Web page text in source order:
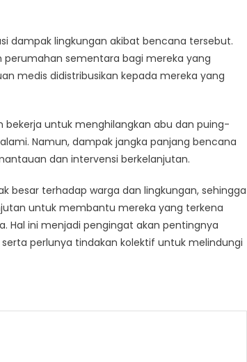
dampak lingkungan akibat bencana tersebut.
sementara bagi mereka yang
medis didistribusikan kepada mereka yang
bekerja untuk menghilangkan abu dan puing-
Namun, dampak jangka panjang bencana
dan intervensi berkelanjutan.
besar terhadap warga dan lingkungan, sehingga
untuk membantu mereka yang terkena
Hal ini menjadi pengingat akan pentingnya
perlunya tindakan kolektif untuk melindungi